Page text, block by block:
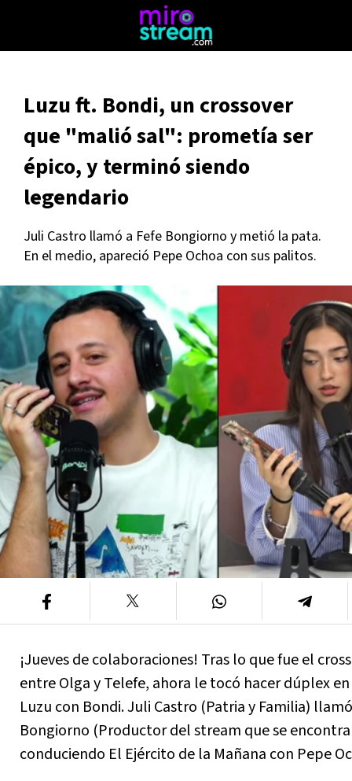
Luzu ft. Bondi, un crossover
que "malió sal": prometía ser
épico, y terminó siendo
legendario
Juli Castro llamó a Fefe Bongiorno y metió la pata.
En el medio, apareció Pepe Ochoa con sus palitos.
¡Jueves de colaboraciones! Tras lo que fue el
entre Olga y Telefe, ahora le tocó hacer dúplex en
Luzu con Bondi. Juli Castro (Patria y Familia)
Bongiorno (Productor del stream que se
conduciendo El Ejército de la Mañana con Pepe